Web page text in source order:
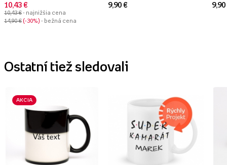
10,43 €
10,43 €- najnižšia cena
14,90 € -30% - bežná cena
9,90 €
9,90
Ostatní tiež sledovali
AKCIA